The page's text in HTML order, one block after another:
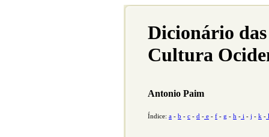
Dicionário
Cultura
Antonio Paim
Índice: a - b - c - d - e - f - g - h - i - j - k - l